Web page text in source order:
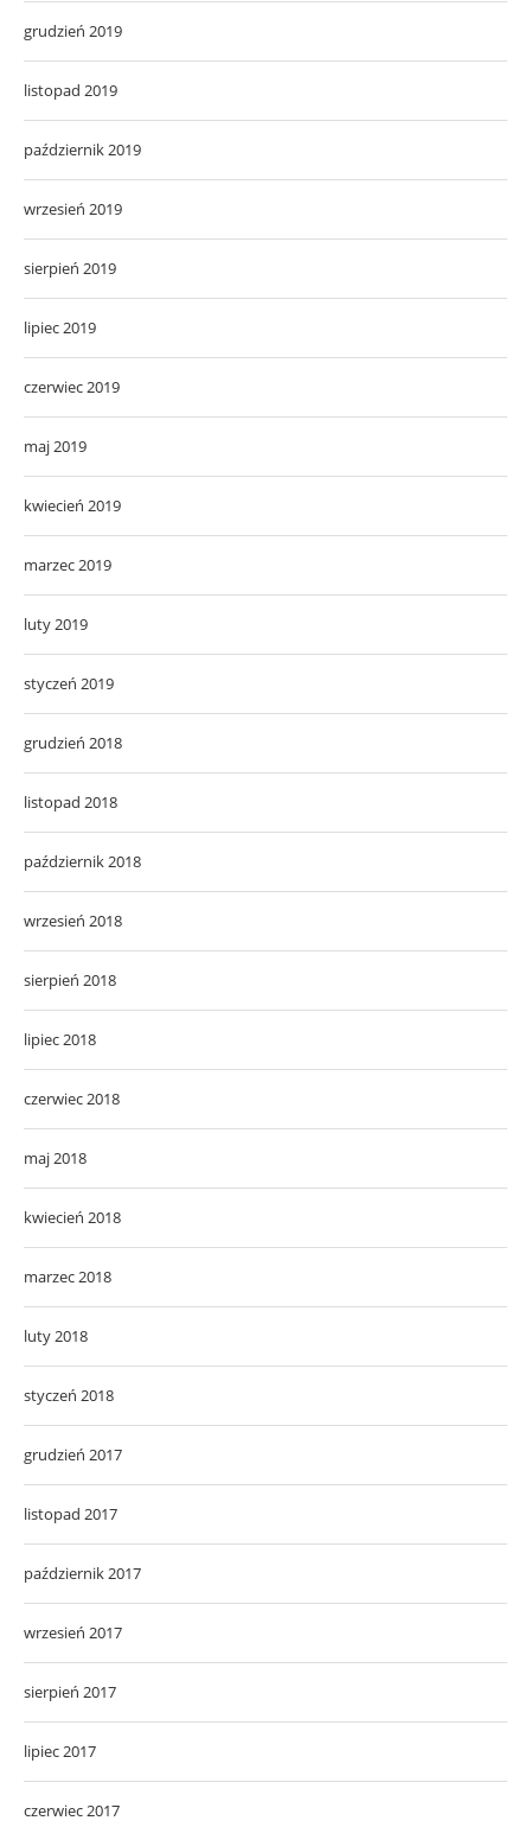
grudzień 2019
listopad 2019
październik 2019
wrzesień 2019
sierpień 2019
lipiec 2019
czerwiec 2019
maj 2019
kwiecień 2019
marzec 2019
luty 2019
styczeń 2019
grudzień 2018
listopad 2018
październik 2018
wrzesień 2018
sierpień 2018
lipiec 2018
czerwiec 2018
maj 2018
kwiecień 2018
marzec 2018
luty 2018
styczeń 2018
grudzień 2017
listopad 2017
październik 2017
wrzesień 2017
sierpień 2017
lipiec 2017
czerwiec 2017